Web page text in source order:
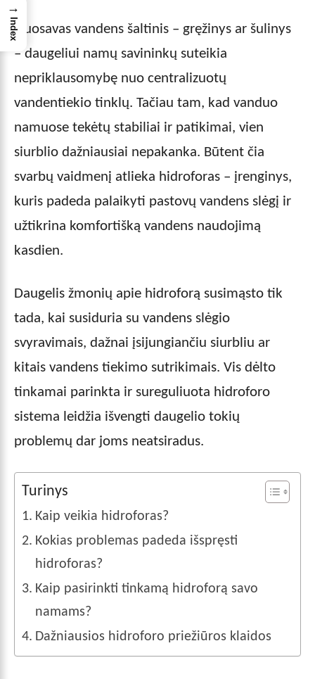
Nuosavas vandens šaltinis – gręžinys ar šulinys
– daugeliui namų savininkų suteikia
nepriklausomybę nuo centralizuotų
vandentiekio tinklų. Tačiau tam, kad vanduo
namuose tekėtų stabiliai ir patikimai, vien
siurblio dažniausiai nepakanka. Būtent čia
svarbų vaidmenį atlieka hidroforas – įrenginys,
kuris padeda palaikyti pastovų vandens slėgį ir
užtikrina komfortišką vandens naudojimą
kasdien.
Daugelis žmonių apie hidroforą susimąsto tik
tada, kai susiduria su vandens slėgio
svyravimais, dažnai įsijungiančiu siurbliu ar
kitais vandens tiekimo sutrikimais. Vis dėlto
tinkamai parinkta ir sureguliuota hidroforo
sistema leidžia išvengti daugelio tokių
problemų dar joms neatsiradus.
Turinys
Kaip veikia hidroforas?
Kokias problemas padeda išspręsti
hidroforas?
Kaip pasirinkti tinkamą hidroforą savo
namams?
Dažniausios hidroforo priežiūros klaidos
→
Index